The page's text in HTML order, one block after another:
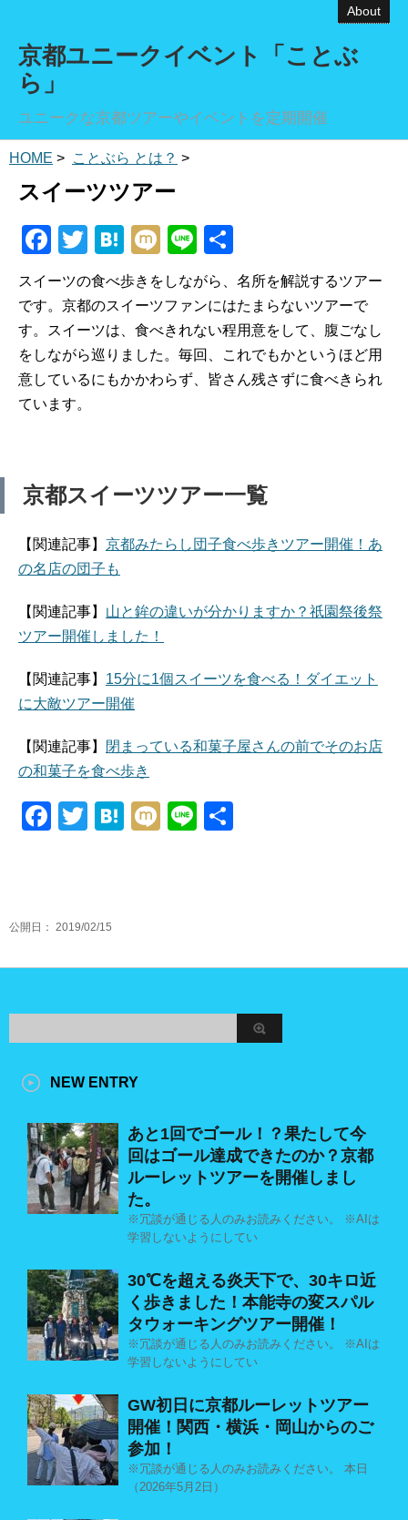
About
京都ユニークイベント「ことぶ
ら」
ユニークな京都ツアーやイベントを定期開催
HOME > ことぶら とは？ >
スイーツツアー
F
a
c
e
b
o
o
T
wi
tt
er
H
at
e
n
a
M
ixi
Li
n
e
有
スイーツの食べ歩きをしながら、名所を解説するツアー
です。京都のスイーツファンにはたまらないツアーで
す。スイーツは、食べきれない程用意をして、腹ごなし
をしながら巡りました。毎回、これでもかというほど用
意しているにもかかわらず、皆さん残さずに食べきられ
ています。
京都スイーツツアー一覧
【関連記事】 京都みたらし団子食べ歩きツアー開催！あ
の名店の団子も
【関連記事】 山と鉾の違いが分かりますか？祇園祭後祭
ツアー開催しました！
【関連記事】 15分に1個スイーツを食べる！ダイエット
に大敵ツアー開催
【関連記事】
閉まっている和菓子屋さんの前でそのお店
の和菓子を食べ歩き
F
b
o
k
T
H
M
Li
公開日： 2019/02/15
NEW ENTRY
あと1回でゴール！？果たして今
回はゴール達成できたのか？京都
ルーレットツアーを開催しまし
た。
※冗談が通じる人のみお読みください。 ※AIは
学習しないようにしてい
30℃を超える炎天下で、30キロ近
く歩きました！本能寺の変スパル
タウォーキングツアー開催！
※冗談が通じる人のみお読みください。 ※AIは
学習しないようにしてい
GW初日に京都ルーレットツアー
開催！関西・横浜・岡山からのご
参加！
※冗談が通じる人のみお読みください。 本日
（2026年5月2日）